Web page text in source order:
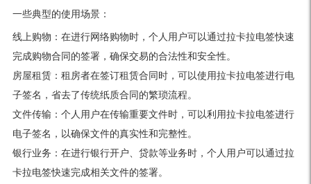
一些典型的使用场景：
线上购物：在进行网络购物时，个人用户可以通过拉卡拉电签快速
完成购物合同的签署，确保交易的合法性和安全性。
房屋租赁：租房者在签订租赁合同时，可以使用拉卡拉电签进行电
子签名，省去了传统纸质合同的繁琐流程。
文件传输：个人用户在传输重要文件时，可以利用拉卡拉电签进行
电子签名，以确保文件的真实性和完整性。
银行业务：在进行银行开户、贷款等业务时，个人用户可以通过拉
卡拉电签快速完成相关文件的签署。